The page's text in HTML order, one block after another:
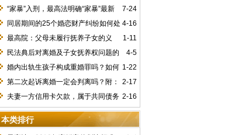
偿金的，人民法院不予支持！
最新精华版）
7-24
“家暴”入刑，最高法明确“家暴”最新
罪名，8月1日施行
4-16
同居期间的25个婚恋财产纠纷如何处
理？
1-11
最高院：父母未履行抚养子女的义
务，子女能否主张免除赡养义务?
4-5
民法典后对离婚及子女抚养权问题的
司法解释
1-22
婚内出轨生孩子构成重婚罪吗？如何
证明婚内出轨？
2-17
第二次起诉离婚一定会判离吗？附：
离婚起诉证据大全
2-16
夫妻一方信用卡欠款，属于共同债务
吗？
本类排行